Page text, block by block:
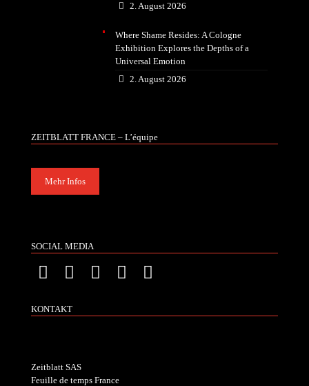
2. August 2026
Where Shame Resides: A Cologne
Exhibition Explores the Depths of a
Universal Emotion
2. August 2026
ZEITBLATT FRANCE – L’équipe
Mehr Infos
SOCIAL MEDIA
KONTAKT
Zeitblatt SAS
Feuille de temps France